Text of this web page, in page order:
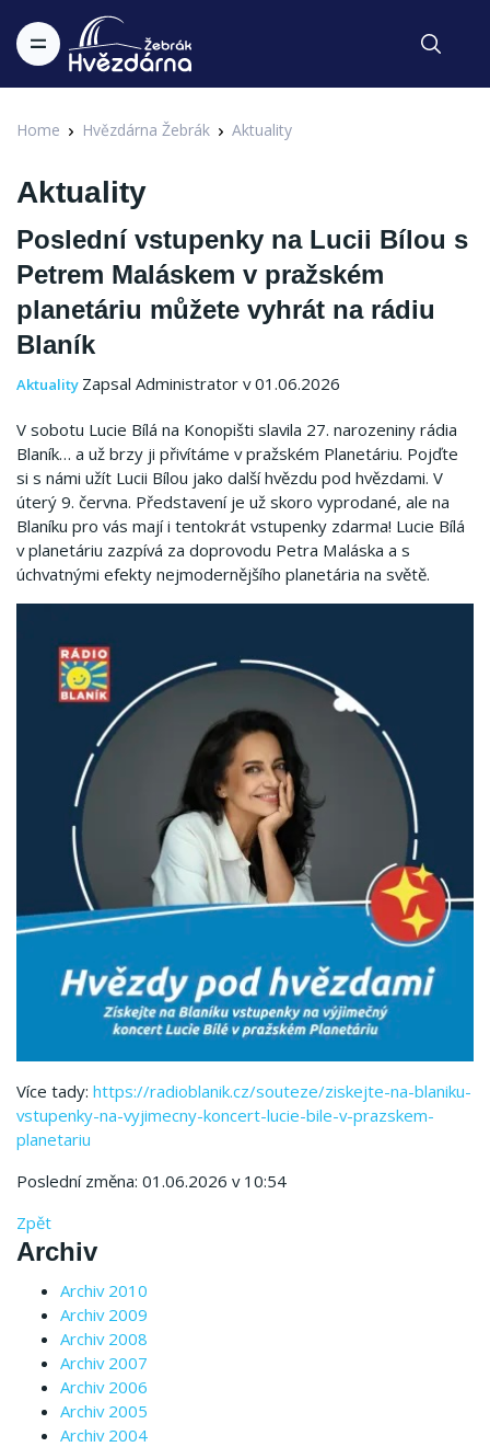
Home Hvězdárna Žebrák Aktuality
Aktuality
Poslední vstupenky na Lucii Bílou s
Petrem Maláskem v pražském
planetáriu můžete vyhrát na rádiu
Blaník
Aktuality Zapsal Administrator v 01.06.2026
V sobotu Lucie Bílá na Konopišti slavila 27. narozeniny rádia
Blaník… a už brzy ji přivítáme v pražském Planetáriu. Pojďte
si s námi užít Lucii Bílou jako další hvězdu pod hvězdami. V
úterý 9. června. Představení je už skoro vyprodané, ale na
Blaníku pro vás mají i tentokrát vstupenky zdarma! Lucie Bílá
v planetáriu zazpívá za doprovodu Petra Maláska a s
úchvatnými efekty nejmodernějšího planetária na světě.
Více tady: https://radioblanik.cz/souteze/ziskejte-na-blaniku-
vstupenky-na-vyjimecny-koncert-lucie-bile-v-prazskem-
planetariu
Poslední změna: 01.06.2026 v 10:54
Zpět
Archiv
Archiv 2010
Archiv 2009
Archiv 2008
Archiv 2007
Archiv 2006
Archiv 2005
Archiv 2004